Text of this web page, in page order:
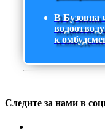
В Бузовна
к
Следите за нами в